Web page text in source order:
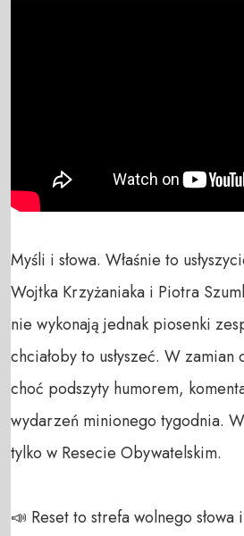
Myśli i słowa. Właśnie to
Wojtka Krzyżaniaka i Piotra
nie wykonają jednak piosenki
chciałoby to usłyszeć. W zamian
choć podszyty humorem,
wydarzeń minionego tygodnia.
tylko w Resecie Obywatelskim.
📣 Reset to strefa wolnego